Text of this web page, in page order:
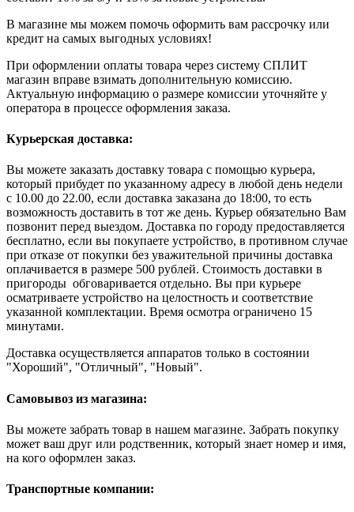
В магазине мы можем помочь оформить вам рассрочку или
кредит на самых выгодных условиях!
При оформлении оплаты товара через систему СПЛИТ
магазин вправе взимать дополнительную комиссию.
Актуальную информацию о размере комиссии уточняйте у
оператора в процессе оформления заказа.
Курьерская доставка:
Вы можете заказать доставку товара с помощью курьера,
который прибудет по указанному адресу в любой день недели
с 10.00 до 22.00, если доставка заказана до 18:00, то есть
возможность доставить в тот же день. Курьер обязательно Вам
позвонит перед выездом. Доставка по городу предоставляется
бесплатно, если вы покупаете устройство, в противном случае
при отказе от покупки без уважительной причины доставка
оплачивается в размере 500 рублей. Стоимость доставки в
пригороды обговаривается отдельно. Вы при курьере
осматриваете устройство на целостность и соответствие
указанной комплектации. Время осмотра ограничено 15
минутами.
Доставка осуществляется аппаратов только в состоянии
"Хороший", "Отличный", "Новый".
Самовывоз из магазина:
Вы можете забрать товар в нашем магазине. Забрать покупку
может ваш друг или родственник, который знает номер и имя,
на кого оформлен заказ.
Транспортные компании: